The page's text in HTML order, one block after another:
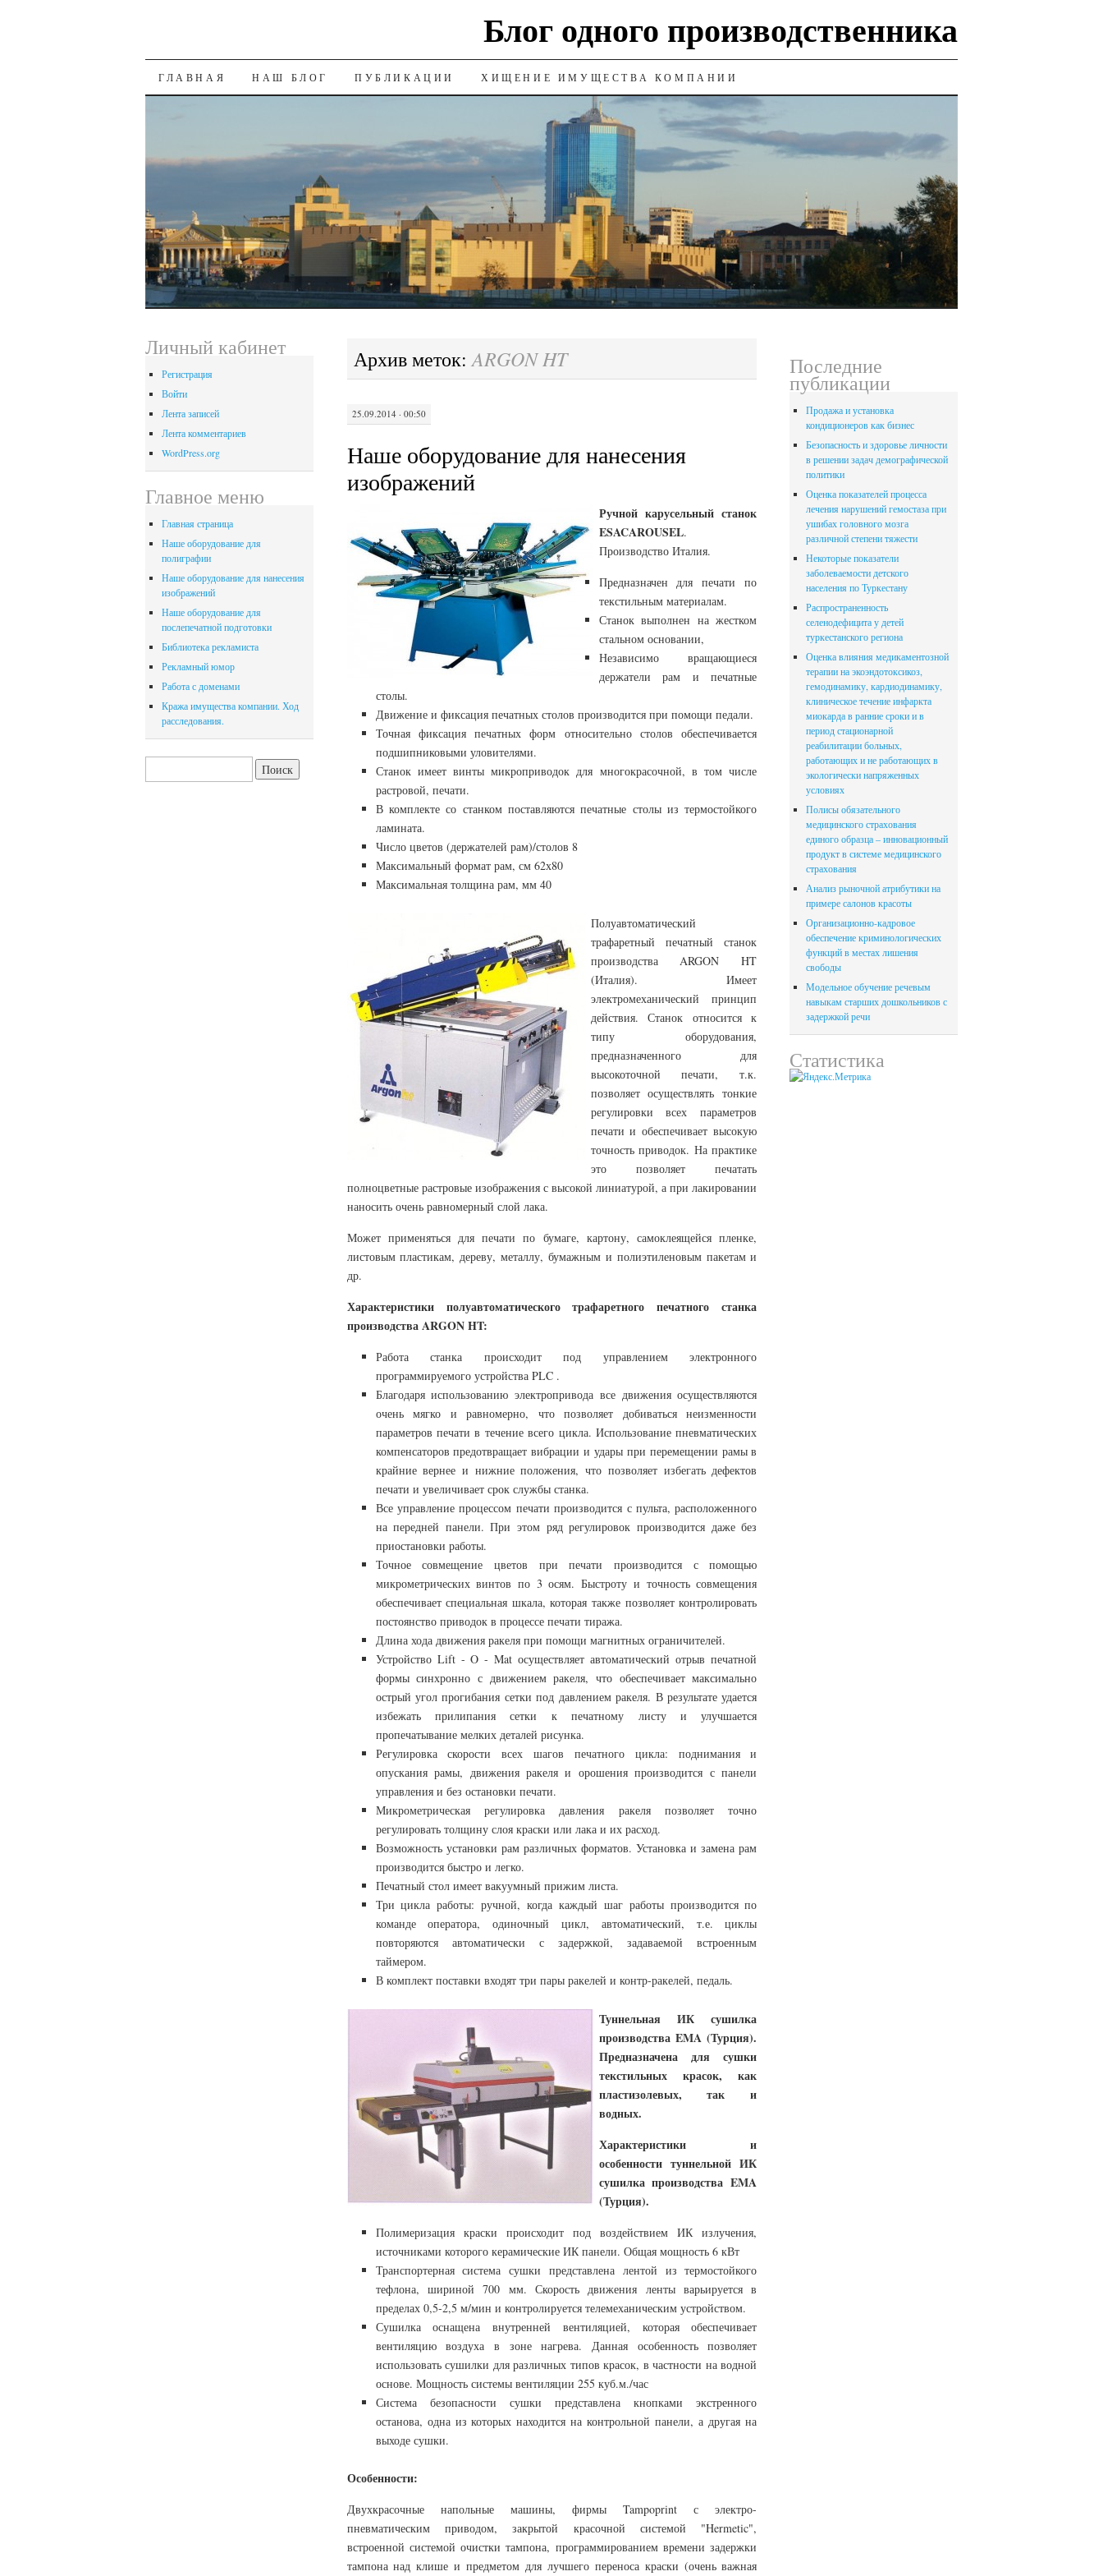
Блог одного производственника
SKIP
ГЛАВНАЯ НАШ БЛОГ ПУБЛИКАЦИИ ХИЩЕНИЕ ИМУЩЕСТВА КОМПАНИИ
Архив меток:ARGON HT
25.09.2014 · 00:50
Наше оборудование для нанесения
изображений
Ручной карусельный станок
ESACAROUSEL.
Производство Италия.
Предназначен для печати по
текстильным материалам.
Станок выполнен на жестком
стальном основании,
Независимо вращающиеся
держатели рам и печатные
столы.
Движение и фиксация печатных столов производится при помощи педали.
Точная фиксация печатных форм относительно столов обеспечивается
подшипниковыми уловителями.
Станок имеет винты микроприводок для многокрасочной, в том числе
растровой, печати.
В комплекте со станком поставляются печатные столы из термостойкого
ламината.
Число цветов (держателей рам)/столов 8
Максимальный формат рам, см 62х80
Максимальная толщина рам, мм 40
Полуавтоматический
трафаретный печатный станок
производства ARGON HT
(Италия). Имеет
электромеханический принцип
действия. Станок относится к
типу оборудования,
предназначенного для
высокоточной печати, т.к.
позволяет осуществлять тонкие
регулировки всех параметров
печати и обеспечивает высокую
точность приводок. На практике
это позволяет печатать
полноцветные растровые изображения с высокой линиатурой, а при лакировании
наносить очень равномерный слой лака.
Может применяться для печати по бумаге, картону, самоклеящейся пленке,
листовым пластикам, дереву, металлу, бумажным и полиэтиленовым пакетам и
др.
Характеристики полуавтоматического трафаретного печатного станка
производства ARGON HT:
Работа станка происходит под управлением электронного
программируемого устройства PLC .
Благодаря использованию электропривода все движения осуществляются
очень мягко и равномерно, что позволяет добиваться неизменности
параметров печати в течение всего цикла. Использование пневматических
компенсаторов предотвращает вибрации и удары при перемещении рамы в
крайние вернее и нижние положения, что позволяет избегать дефектов
печати и увеличивает срок службы станка.
Все управление процессом печати производится с пульта, расположенного
на передней панели. При этом ряд регулировок производится даже без
приостановки работы.
Точное совмещение цветов при печати производится с помощью
микрометрических винтов по 3 осям. Быстроту и точность совмещения
обеспечивает специальная шкала, которая также позволяет контролировать
постоянство приводок в процессе печати тиража.
Длина хода движения ракеля при помощи магнитных ограничителей.
Устройство Lift - O - Mat осуществляет автоматический отрыв печатной
формы синхронно с движением ракеля, что обеспечивает максимально
острый угол прогибания сетки под давлением ракеля. В результате удается
избежать прилипания сетки к печатному листу и улучшается
пропечатывание мелких деталей рисунка.
Регулировка скорости всех шагов печатного цикла: поднимания и
опускания рамы, движения ракеля и орошения производится с панели
управления и без остановки печати.
Микрометрическая регулировка давления ракеля позволяет точно
регулировать толщину слоя краски или лака и их расход.
Возможность установки рам различных форматов. Установка и замена рам
производится быстро и легко.
Печатный стол имеет вакуумный прижим листа.
Три цикла работы: ручной, когда каждый шаг работы производится по
команде оператора, одиночный цикл, автоматический, т.е. циклы
повторяются автоматически с задержкой, задаваемой встроенным
таймером.
В комплект поставки входят три пары ракелей и контр-ракелей, педаль.
Туннельная ИК сушилка
производства EMA (Турция).
Предназначена для сушки
текстильных красок, как
пластизолевых, так и
водных.
Характеристики и
особенности туннельной ИК
сушилка производства EMA
(Турция).
Полимеризация краски происходит под воздействием ИК излучения,
источниками которого керамические ИК панели. Общая мощность 6 кВт
Транспортерная система сушки представлена лентой из термостойкого
тефлона, шириной 700 мм. Скорость движения ленты варьируется в
пределах 0,5-2,5 м/мин и контролируется телемеханическим устройством.
Сушилка оснащена внутренней вентиляцией, которая обеспечивает
вентиляцию воздуха в зоне нагрева. Данная особенность позволяет
использовать сушилки для различных типов красок, в частности на водной
основе. Мощность системы вентиляции 255 куб.м./час
Система безопасности сушки представлена кнопками экстренного
останова, одна из которых находится на контрольной панели, а другая на
выходе сушки.
Особенности:
Двухкрасочные напольные машины, фирмы Tampoprint с электро-
пневматическим приводом, закрытой красочной системой "Hermetic",
встроенной системой очистки тампона, программированием времени задержки
тампона над клише и предметом для лучшего переноса краски (очень важная
Личный кабинет
Регистрация
Войти
Лента записей
Лента комментариев
WordPress.org
Главное меню
Главная страница
Наше оборудование для
полиграфии
Наше оборудование для нанесения
изображений
Наше оборудование для
послепечатной подготовки
Библиотека рекламиста
Рекламный юмор
Работа с доменами
Кража имущества компании. Ход
расследования.
Последние
публикации
Продажа и установка
кондиционеров как бизнес
Безопасность и здоровье личности
в решении задач демографической
политики
Оценка показателей процесса
лечения нарушений гемостаза при
ушибах головного мозга
различной степени тяжести
Некоторые показатели
заболеваемости детского
населения по Туркестану
Распространенность
селенодефицита у детей
туркестанского региона
Оценка влияния медикаментозной
терапии на экоэндотоксикоз,
гемодинамику, кардиодинамику,
клиническое течение инфаркта
миокарда в ранние сроки и в
период стационарной
реабилитации больных,
работающих и не работающих в
экологически напряженных
условиях
Полисы обязательного
медицинского страхования
единого образца – инновационный
продукт в системе медицинского
страхования
Анализ рыночной атрибутики на
примере салонов красоты
Организационно-кадровое
обеспечение криминологических
функций в местах лишения
свободы
Модельное обучение речевым
навыкам старших дошкольников с
задержкой речи
Статистика